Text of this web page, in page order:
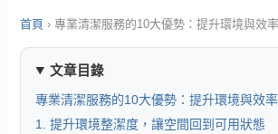
首頁 ›專業清潔服務的10大優勢：提升環境與效率
文章目錄
專業清潔服務的10大優勢：提升環境與效率
1. 提升環境整潔度，讓空間回到可用狀態